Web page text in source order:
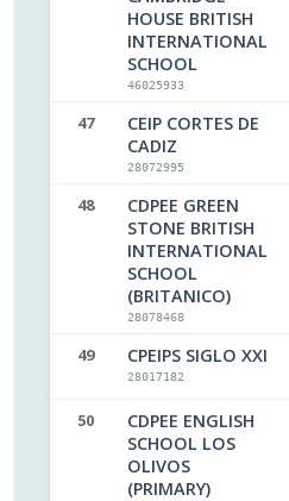
HOUSE BRITISH
INTERNATIONAL
SCHOOL
46025933
47
CEIP CORTES DE
CADIZ
28072995
48
CDPEE GREEN
STONE BRITISH
INTERNATIONAL
SCHOOL
(BRITANICO)
28078468
49 CPEIPS SIGLO XXI
28017182
50
CDPEE ENGLISH
SCHOOL LOS
OLIVOS
(PRIMARY)